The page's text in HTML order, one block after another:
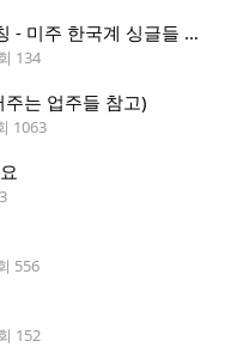
Couple.net 1:1 50만쌍 글로벌 매칭 - 미주 한국계 싱글들 모이세요
134
는 업주들 참고)
1063
556
152